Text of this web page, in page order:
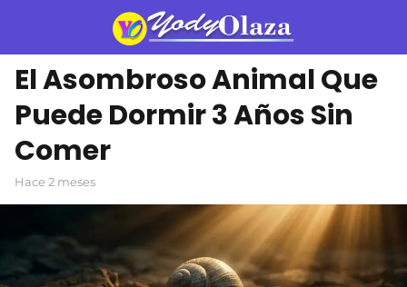
El Asombroso Animal Que
Puede Dormir 3 Años Sin
Comer
hace 2 meses